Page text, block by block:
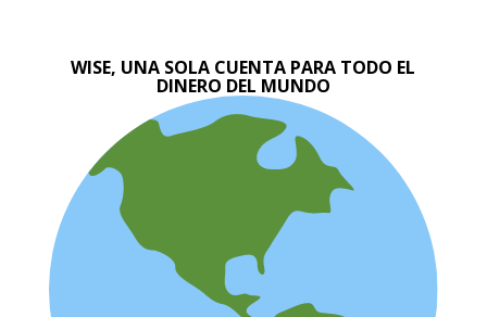
WISE, UNA SOLA CUENTA PARA TODO EL
DINERO DEL MUNDO